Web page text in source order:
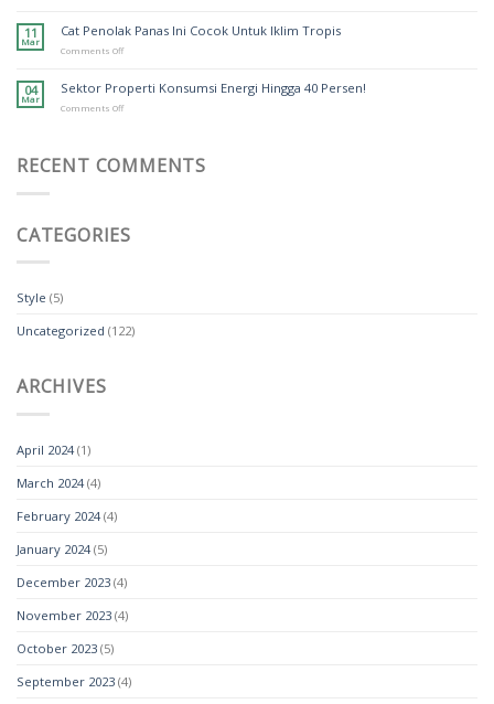
Sampah!
11
Mar
Cat Penolak Panas Ini Cocok Untuk Iklim Tropis
Comments Offon
Panas
Ini
Tropis
04
Mar
Sektor Properti Konsumsi Energi Hingga 40 Persen!
Comments Offon
Energi
Hingga
RECENT COMMENTS
CATEGORIES
Style (5)
Uncategorized (122)
ARCHIVES
April 2024(1)
March 2024(4)
February 2024(4)
January 2024(5)
December 2023 (4)
November 2023 (4)
October 2023 (5)
September 2023 (4)